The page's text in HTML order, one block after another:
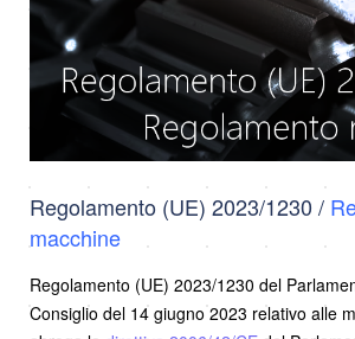
Regolamento (UE) 2023/1230 /
macchine
Regolamento (UE) 2023/1230 del
Consiglio del 14 giugno 2023 relativo alle